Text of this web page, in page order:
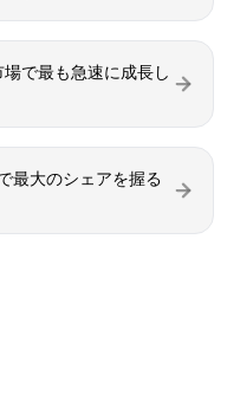
で最も急速に成長し
最大のシェアを握る